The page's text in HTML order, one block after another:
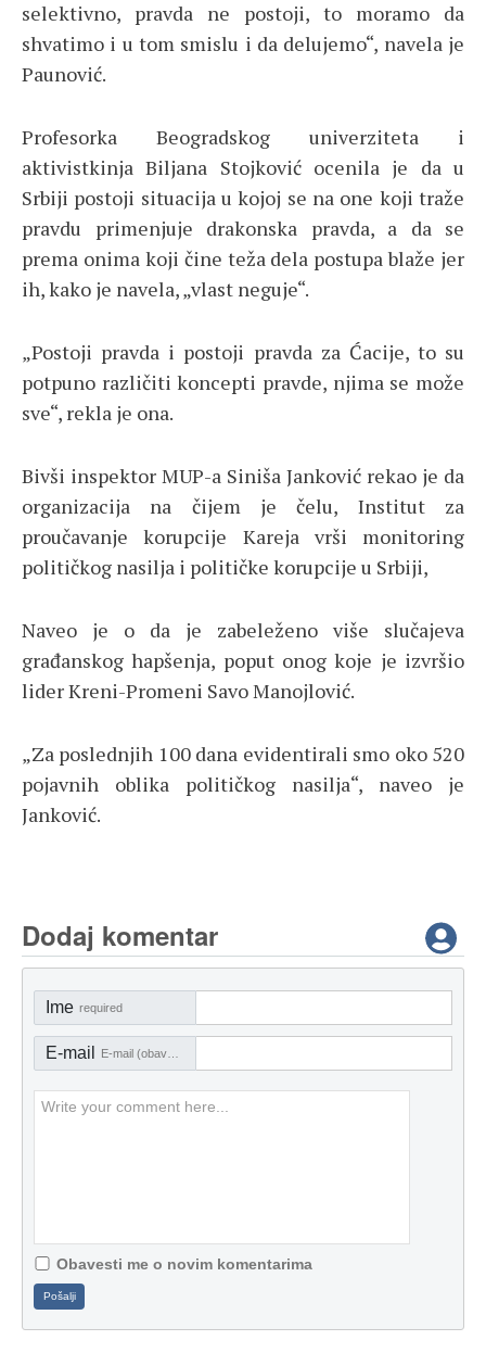
selektivno, pravda ne postoji, to moramo da
shvatimo i u tom smislu i da delujemo“, navela je
Paunović.
Profesorka Beogradskog univerziteta i
aktivistkinja Biljana Stojković ocenila je da u
Srbiji postoji situacija u kojoj se na one koji traže
pravdu primenjuje drakonska pravda, a da se
prema onima koji čine teža dela postupa blaže jer
ih, kako je navela, „vlast neguje“.
„Postoji pravda i postoji pravda za Ćacije, to su
potpuno različiti koncepti pravde, njima se može
sve“, rekla je ona.
Bivši inspektor MUP-a Siniša Janković rekao je da
organizacija na čijem je čelu, Institut za
proučavanje korupcije Kareja vrši monitoring
političkog nasilja i političke korupcije u Srbiji,
Naveo je o da je zabeleženo više slučajeva
građanskog hapšenja, poput onog koje je izvršio
lider Kreni-Promeni Savo Manojlović.
„Za poslednjih 100 dana evidentirali smo oko 520
pojavnih oblika političkog nasilja“, naveo je
Janković.
Dodaj komentar
Ime required
E-mail
Obavesti me o novim komentarima
Pošalji